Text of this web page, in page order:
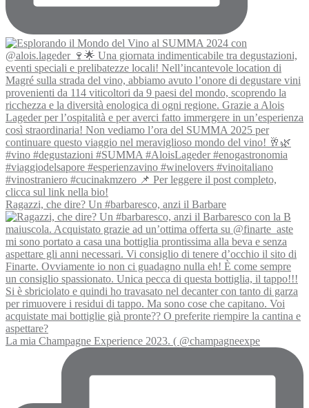
Ragazzi, che dire? Un #barbaresco, anzi il Barbare
La mia Champagne Experience 2023. ( @champagneexpe